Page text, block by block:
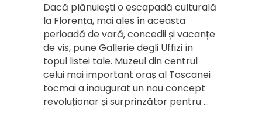
Dacă plănuiești o escapadă culturală
la Florența, mai ales în aceasta
perioadă de vară, concedii și vacanțe
de vis, pune Gallerie degli Uffizi în
topul listei tale. Muzeul din centrul
celui mai important oraș al Toscanei
tocmai a inaugurat un nou concept
revoluționar și surprinzător pentru